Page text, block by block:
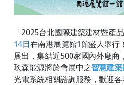
「2025台北國際建築建材暨產
14日在南港展覽館1館盛大舉行
展出，集結近500家國內外廠商
玖森能源將於會展中之智慧建築
光電系統相關諮詢服務，歡迎各